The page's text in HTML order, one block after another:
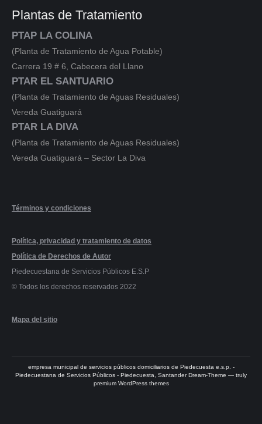
Plantas de Tratamiento
PTAP LA COLINA
(Planta de Tratamiento de Agua Potable)
Carrera 19 # 6, Cabecera del Llano
PTAR EL SANTUARIO
(Planta de Tratamiento de Aguas Residuales)
Vereda Guatiguará
PTAR LA DIVA
(Planta de Tratamiento de Aguas Residuales)
Vereda Guatiguará – Sector La Diva
Términos y condiciones
Política, privacidad y tratamiento de datos
Política de Derechos de Autor
Piedecuestana de Servicios Públicos E.S.P
© Todos los derechos reservados 2022
Mapa del sitio
empresa municipal de servicios públicos domiciliarios de Piedecuesta e.s.p. -
Piedecuestana de Servicios Públicos - Piedecuesta, Santander Dream-Theme — truly
premium WordPress themes